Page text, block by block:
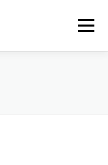
メニュー